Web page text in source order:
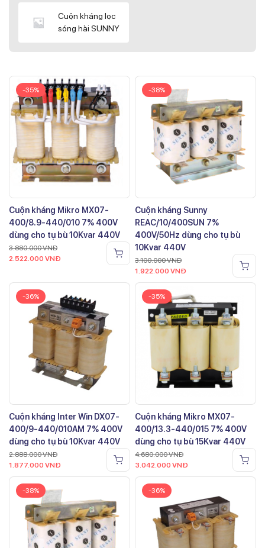
Cuộn kháng lọc
sóng hài SUNNY
-35%
Cuộn kháng Mikro MX07-
400/8.9-440/010 7% 400V
dùng cho tụ bù 10Kvar 440V
3.880.000VNĐ
2.522.000 VNĐ
-38%
Cuộn kháng Sunny
REAC/10/400SUN 7%
400V/50Hz dùng cho tụ bù
10Kvar 440V
3.100.000VNĐ
1.922.000 VNĐ
-36%
Cuộn kháng Inter Win DX07-
400/9-440/010AM 7% 400V
dùng cho tụ bù 10Kvar 440V
2.888.000VNĐ
1.877.000 VNĐ
-35%
Cuộn kháng Mikro MX07-
400/13.3-440/015 7% 400V
dùng cho tụ bù 15Kvar 440V
4.680.000VNĐ
3.042.000 VNĐ
-38% -36%